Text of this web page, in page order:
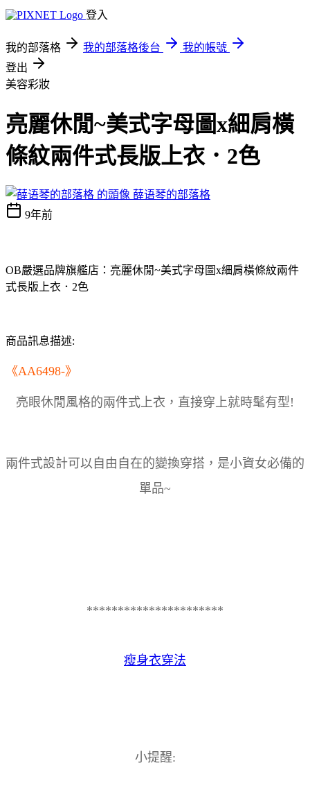
登入
我的部落格 我的部落格後台
我的帳號
登出
美容彩妝
亮麗休閒~美式字母圖x細肩橫
條紋兩件式長版上衣．2色
薛语琴的部落格
9年前
OB嚴選品牌旗艦店：亮麗休閒~美式字母圖x細肩橫條紋兩件
式長版上衣．2色
商品訊息描述:
《AA6498-》
亮眼休閒風格的兩件式上衣，直接穿上就時髦有型!
兩件式設計可以自由自在的變換穿搭，是小資女必備的
單品~
**********************
瘦身衣穿法
小提醒: